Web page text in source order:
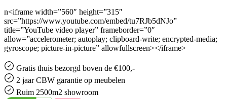
n<iframe width=”560″ height=”315″
src=”https://www.youtube.com/embed/tu7RJb5dNJo”
title=”YouTube video player” frameborder=”0″
allow=”accelerometer; autoplay; clipboard-write; encrypted-media;
gyroscope; picture-in-picture” allowfullscreen></iframe>
Gratis thuis bezorgd boven de €100,-
2 jaar CBW garantie op meubelen
Ruim 2500m2 showroom